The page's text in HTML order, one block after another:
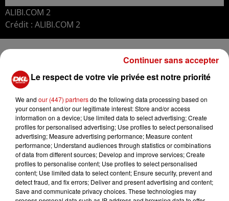
ALIBI.COM 2
Crédit : ALIBI.COM 2
Après avoir fermé son agence Alibi.com et promis à Flo
qu'il ne lui mentirait plus jamais, la nouvelle vie de Greg
est devenue tranquille, trop tranquille... Plus pour
longtemps! Lorsqu’il décide de demander Flo en
mariage, Greg est au pied du mur et doit se résoudre à
présenter sa famille. Mais entre son père escroc et sa
mère ex-actrice de films de charme, ça risque fort de
ruiner sa future union. Il n'a donc pas d'autre choix que
de réouvrir son agence avec ses anciens complices pour
un ultime Alibi et de se trouver des faux parents plus
présentables...
Le respect de votre vie privée est notre priorité
We and our (447) partnersdo the following data processing based on
your consent and/or our legitimate interest: Store and/or access
information on a device; Use limited data to select advertising; Create
profiles for personalised advertising; Use profiles to select personalised
advertising; Measure advertising performance; Measure content
performance; Understand audiences through statistics or combinations
of data from different sources; Develop and improve services; Create
profiles to personalise content; Use profiles to select personalised
content; Use limited data to select content; Ensure security, prevent and
detect fraud, and fix errors; Deliver and present advertising and content;
Save and communicate privacy choices. These technologies may
Continuer sans accepter